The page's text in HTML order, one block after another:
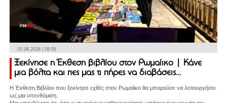
01.08.2026 | 09:55
Ξεκίνησε η Έκθεση βιβλίου στον Ρωμαίικο | Κάνε
μια βόλτα και πες μας τι πήρες να διαβάσεις…
Η Έκθεση Βιβλίου που ξεκίνησε εχθές στον Ρωμαίικο θα μπορούσε να λειτουργήσει
ως μια υπενθύμιση.